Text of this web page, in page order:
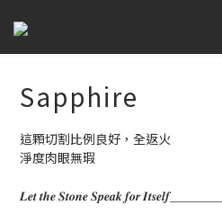
Sapphire
這顆切割比例良好，全返火
淨度肉眼無瑕
𝑳𝒆𝒕 𝒕𝒉𝒆 𝑺𝒕𝒐𝒏𝒆 𝑺𝒑𝒆𝒂𝒌 𝒇𝒐𝒓 𝑰𝒕𝒔𝒆𝒍𝒇＿＿＿